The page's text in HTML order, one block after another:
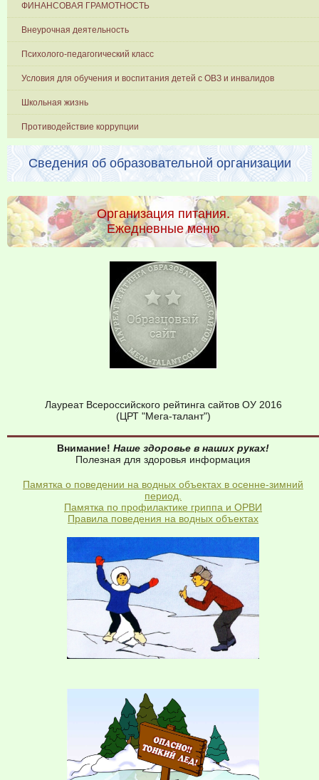
ФИНАНСОВАЯ ГРАМОТНОСТЬ
Внеурочная деятельность
Психолого-педагогический класс
Условия для обучения и воспитания детей с ОВЗ и инвалидов
Школьная жизнь
Противодействие коррупции
Сведения об образовательной организации
Организация питания.
Ежедневные меню
Лауреат Всероссийского рейтинга сайтов ОУ 2016
(ЦРТ "Мега-талант")
Внимание! Наше здоровье в наших руках!
Полезная для здоровья информация
Памятка о поведении на водных объектах в осенне-зимний
период.
Памятка по профилактике гриппа и ОРВИ
Правила поведения на водных объектах